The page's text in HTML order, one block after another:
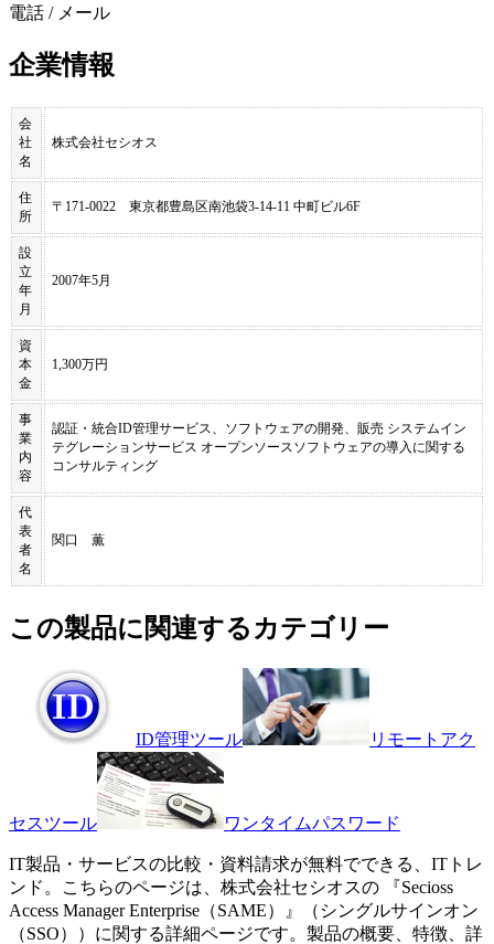
電話 / メール
企業情報
会
社
名
株式会社セシオス
住
所
〒171-0022 東京都豊島区南池袋3-14-11 中町ビル6F
設
立
年
月
2007年5月
資
本
金
1,300万円
事
業
内
容
認証・統合ID管理サービス、ソフトウェアの開発、販売 システムイン
テグレーションサービス オープンソースソフトウェアの導入に関する
コンサルティング
代
表
者
名
関口 薫
この製品に関連するカテゴリー
ID管理ツール リモートアク
セスツール ワンタイムパスワード
IT製品・サービスの比較・資料請求が無料でできる、ITトレ
ンド。こちらのページは、 株式会社セシオスの 『Secioss
Access Manager Enterprise（SAME）
』（ シングルサインオン
（SSO）
）に関する詳細ページです。製品の概要、特徴、詳